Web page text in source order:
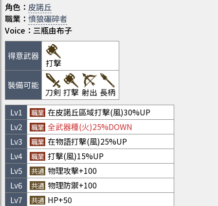
角色 ： 皮諾丘
職業 ： 憤狼碾碎者
Voice： 三瓶由布子
得意武器
打撃
裝備可能
刀剣 打撃 射出 長柄
Lv1 職業 在皮諾丘區域打擊(風)30%UP
Lv2 職業 全武器種(火)25%DOWN
Lv3 職業 在物語打擊(風)25%UP
Lv4 職業 打擊(風)15%UP
Lv5 共通 物理攻擊+100
Lv6 共通 物理防禦+100
Lv7 共通 HP+50